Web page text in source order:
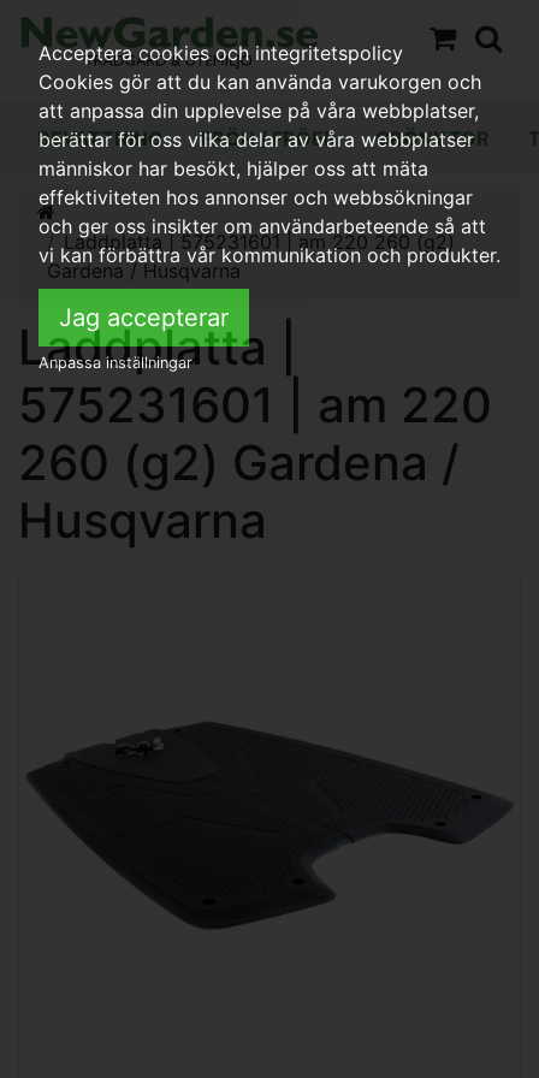
BEVATTNING FRÖN / FRÖER GRÖNYTOR
Laddplatta | 575231601 | am 220 260 (g2)
Gardena / Husqvarna
Laddplatta |
575231601 | am 220
260 (g2) Gardena /
Husqvarna
Acceptera cookies och integritetspolicy
Cookies gör att du kan använda varukorgen och
att anpassa din upplevelse på våra webbplatser,
berättar för oss vilka delar av våra webbplatser
människor har besökt, hjälper oss att mäta
effektiviteten hos annonser och webbsökningar
och ger oss insikter om användarbeteende så att
vi kan förbättra vår kommunikation och produkter.
Jag accepterar
Anpassa inställningar